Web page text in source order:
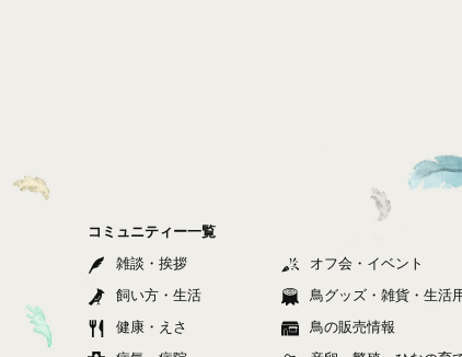
コミュニティー一覧
雑談・挨拶
飼い方・生活
健康・えさ
オフ会・イベント
鳥グッズ・雑貨・生活
鳥の販売情報